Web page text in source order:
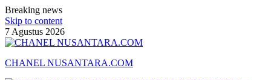
Breaking news
Skip to content
7 Agustus 2026
CHANEL NUSANTARA.COM